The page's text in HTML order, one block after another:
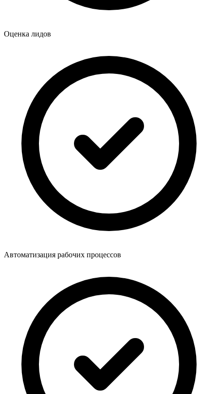
Оценка лидов
Автоматизация рабочих процессов